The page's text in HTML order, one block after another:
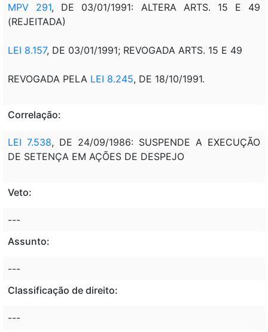
MPV 291, DE 03/01/1991: ALTERA ARTS. 15 E 49
(REJEITADA)
LEI 8.157, DE 03/01/1991; REVOGADA ARTS. 15 E 49
REVOGADA PELA LEI 8.245, DE 18/10/1991.
Correlação:
LEI 7.538, DE 24/09/1986: SUSPENDE A EXECUÇÃO
DE SETENÇA EM AÇÕES DE DESPEJO
Veto:
---
Assunto:
---
Classificação de direito:
---